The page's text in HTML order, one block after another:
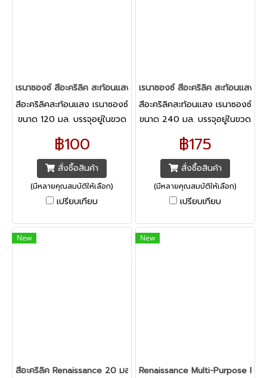
เรนาซองซ์ สีอะคริลิค สะท้อนแสง 120 มล.
สีอะคริลิคสะท้อนแสง เรนาซองซ์
ขนาด 120 มล. บรรจุอยู่ในขวด
แข็งแรงทนทาน สามารถเก็บ
รักษาสีให้คงคุณภาพได้ในระยะ
เวลานาน และยังป้องกันการแห้ง
อีกด้วย
฿100
สั่งซื้อสินค้า
(มีหลายคุณสมบัติให้เลือก)
เปรียบเทียบ
เรนาซองซ์ สีอะคริลิค สะท้อนแสง
สีอะคริลิคสะท้อนแสง เรนาซองซ์
ขนาด 240 มล. บรรจุอยู่ในขวด
แข็งแรงทนทาน สามารถเก็บ
รักษาสีให้คงคุณภาพได้ในระยะ
เวลานาน และยังป้องกันการแห้ง
อีกด้วย
฿175
สั่งซื้อสินค้า
(มีหลายคุณสมบัติให้เลือก)
เปรียบเทียบ
New
สีอะคริลิค Renaissance 20 มล.
New
Renaissance Multi-Purpose